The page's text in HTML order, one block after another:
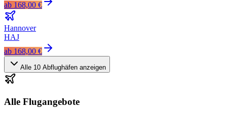
ab 168,00 €
Hannover
HAJ
ab 168,00 €
Alle 10 Abflughäfen anzeigen
Alle Flugangebote